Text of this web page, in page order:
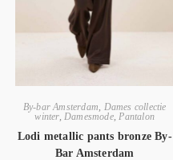
By-bar Amsterdam
Dames collectie
winter, Damesmode, Pantalon
Lodi metallic pants bronze By-
Bar Amsterdam